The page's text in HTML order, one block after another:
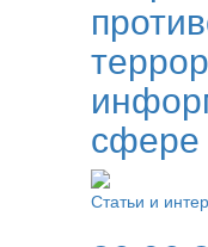
сфере
Статьи и